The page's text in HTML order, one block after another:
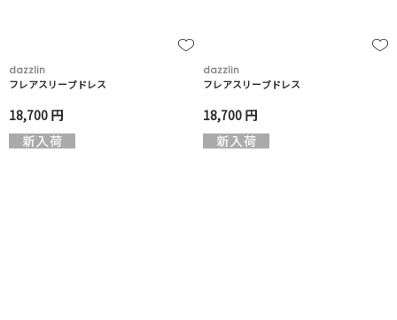
dazzlin
フレアスリーブドレス
18,700 円
dazzlin
フレアスリーブドレス
18,700 円